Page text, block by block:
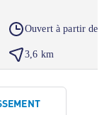
Ouvert à partir de
3,6 km